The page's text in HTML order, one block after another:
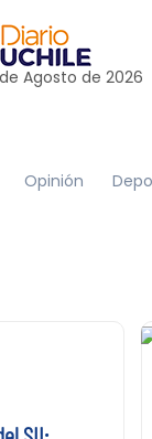
Agosto de 2026
Opinión